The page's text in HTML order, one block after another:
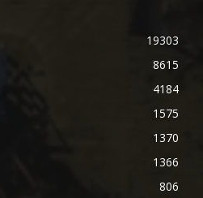
19303
8615
4184
1575
1370
1366
806